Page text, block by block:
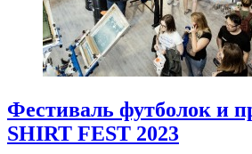
Фестиваль футболок и
SHIRT FEST 2023